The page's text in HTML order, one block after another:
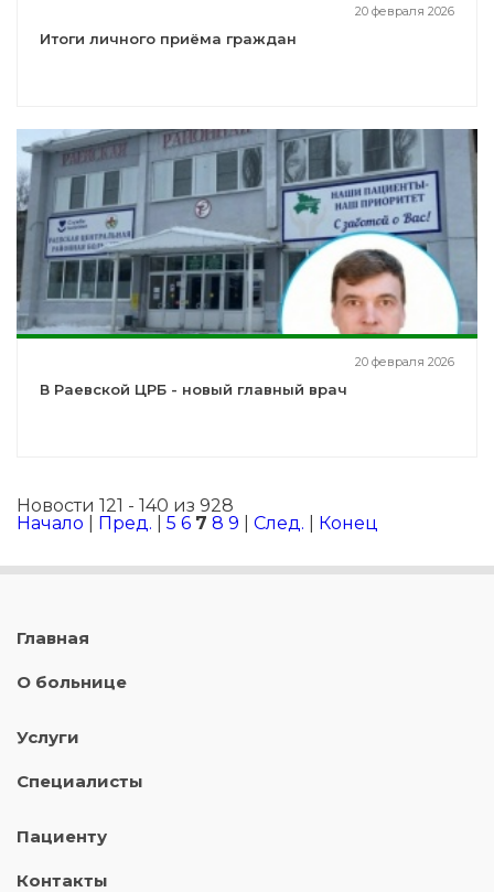
20 февраля 2026
Итоги личного приёма граждан
20 февраля 2026
В Раевской ЦРБ - новый главный врач
Новости 121 - 140 из 928
Начало
Пред. 5 6 7 8 9 След. Конец
Главная
О больнице
Услуги
Специалисты
Пациенту
Контакты